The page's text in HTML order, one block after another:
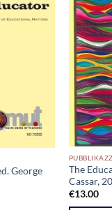
George
The
Cassar,
€13.00